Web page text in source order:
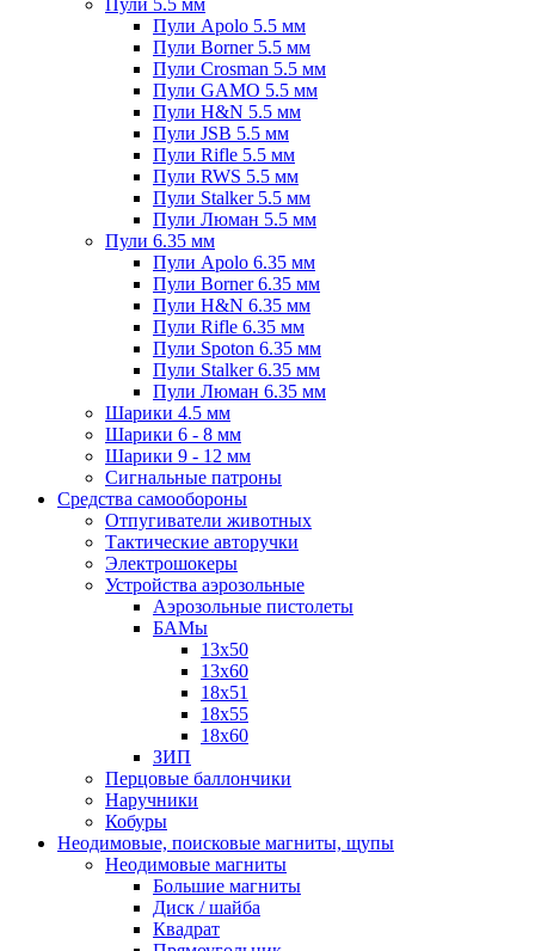
Пули Apolo 5.5 мм
Пули Borner 5.5 мм
Пули Crosman 5.5 мм
Пули GAMO 5.5 мм
Пули H&N 5.5 мм
Пули JSB 5.5 мм
Пули Rifle 5.5 мм
Пули RWS 5.5 мм
Пули Stalker 5.5 мм
Пули Люман 5.5 мм
Пули 6.35 мм
Пули Apolo 6.35 мм
Пули Borner 6.35 мм
Пули H&N 6.35 мм
Пули Rifle 6.35 мм
Пули Spoton 6.35 мм
Пули Stalker 6.35 мм
Пули Люман 6.35 мм
Шарики 4.5 мм
Шарики 6 - 8 мм
Шарики 9 - 12 мм
Сигнальные патроны
Средства самообороны
Отпугиватели животных
Тактические авторучки
Электрошокеры
Устройства аэрозольные
Аэрозольные пистолеты
БАМы
13х50
13х60
18х51
18х55
18х60
ЗИП
Перцовые баллончики
Наручники
Кобуры
Неодимовые, поисковые магниты, щупы
Неодимовые магниты
Большие магниты
Диск / шайба
Квадрат